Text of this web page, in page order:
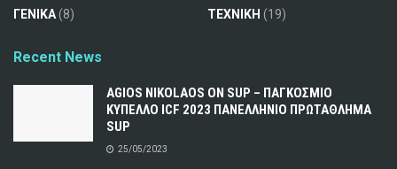
ΓΕΝΙΚΑ(8)
ΤΕΧΝΙΚΗ (19)
Recent News
AGIOS NIKOLAOS ON SUP – ΠΑΓΚΟΣΜΙΟ
ΚΥΠΕΛΛΟ ICF 2023 ΠΑΝΕΛΛΗΝΙΟ ΠΡΩΤΑΘΛΗΜΑ
SUP
25/05/2023